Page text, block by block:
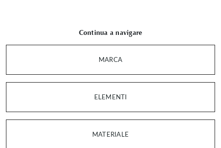
Continua a navigare
MARCA
ELEMENTI
MATERIALE